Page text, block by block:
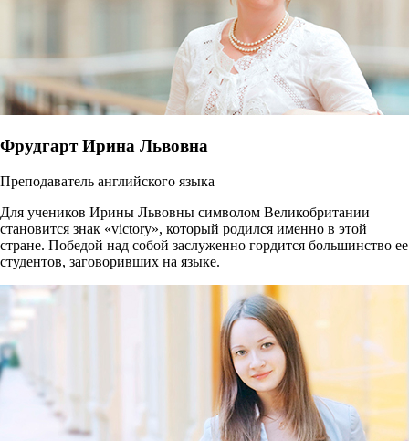
Фрудгарт Ирина Львовна
Преподаватель английского языка
Для учеников Ирины Львовны символом Великобритании
становится знак «victory», который родился именно в этой
стране. Победой над собой заслуженно гордится большинство ее
студентов, заговоривших на языке.